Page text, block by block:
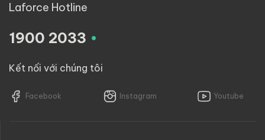
Laforce Hotline
1900 2033 .
Kết nối với chúng tôi
Facebook Instagram Youtube